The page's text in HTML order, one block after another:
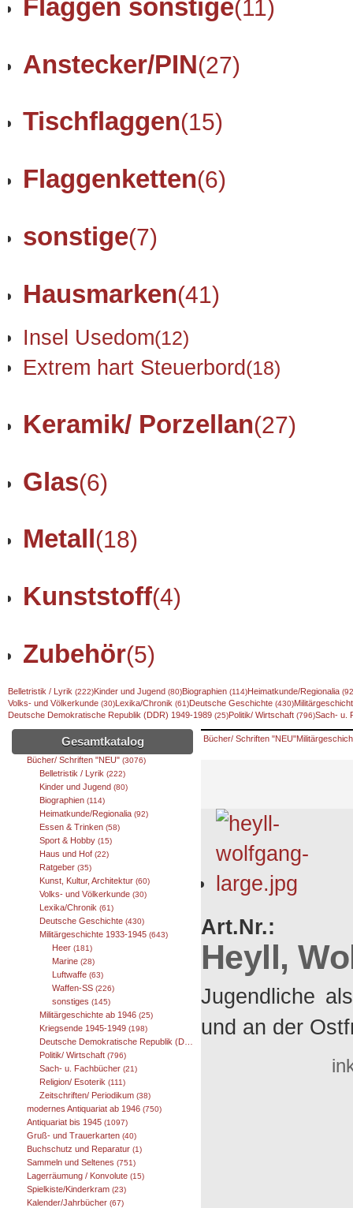
Flaggen sonstige(11)
Anstecker/PIN(27)
Tischflaggen(15)
Flaggenketten(6)
sonstige(7)
Hausmarken(41)
Insel Usedom(12)
Extrem hart Steuerbord(18)
Keramik/ Porzellan(27)
Glas(6)
Metall(18)
Kunststoff(4)
Zubehör(5)
Belletristik / Lyrik (222)Kinder und Jugend (80)Biographien (114)Heimatkunde/Regionalia
Volks- und Völkerkunde (30)Lexika/Chronik (61)Deutsche Geschichte (430)
Deutsche Demokratische Republik (DDR) 1949-1989 (25)Politik/ Wirtschaft (796)Sach- u.
Gesamtkatalog
Bücher/ Schriften "NEU" (3076)
Belletristik / Lyrik (222)
Kinder und Jugend (80)
Biographien (114)
Heimatkunde/Regionalia (92)
Essen & Trinken (58)
Sport & Hobby (15)
Haus und Hof (22)
Ratgeber (35)
Kunst, Kultur, Architektur (60)
Volks- und Völkerkunde (30)
Lexika/Chronik (61)
Deutsche Geschichte (430)
Militärgeschichte 1933-1945 (643)
Heer (181)
Marine (28)
Luftwaffe (63)
Waffen-SS (226)
sonstiges (145)
Militärgeschichte ab 1946 (25)
Kriegsende 1945-1949 (198)
Deutsche Demokratische Republik (DDR) 1949-1989
Politik/ Wirtschaft (796)
Sach- u. Fachbücher (21)
Religion/ Esoterik (111)
Zeitschriften/ Periodikum (38)
modernes Antiquariat ab 1946 (750)
Antiquariat bis 1945 (1097)
Gruß- und Trauerkarten (40)
Buchschutz und Reparatur (1)
Sammeln und Seltenes (751)
Lagerräumung / Konvolute (15)
Spielkiste/Kinderkram (23)
Kalender/Jahrbücher (67)
Bücher/ Schriften "NEU"
Art.Nr.:
Heyll,
Jugendliche
und an der